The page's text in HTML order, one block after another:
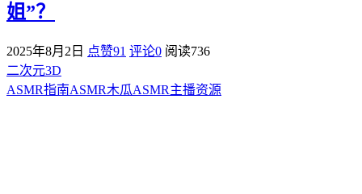
姐”？
2025年8月2日 点赞91 评论0 阅读736
二次元3D
ASMR指南ASMR木瓜ASMR主播资源